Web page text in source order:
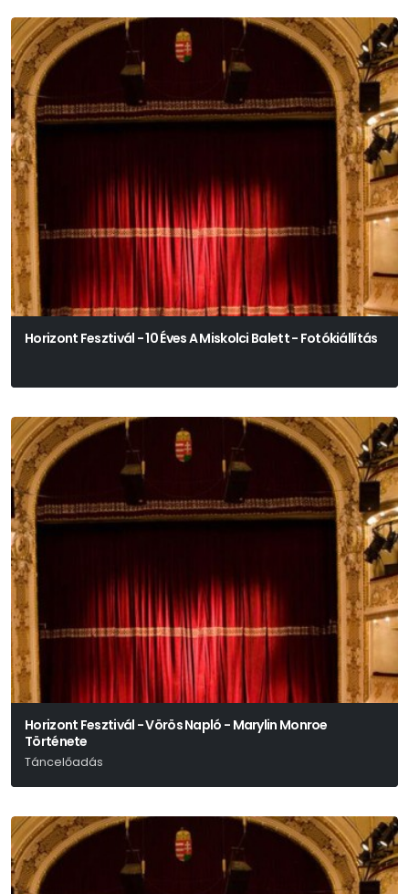
Horizont Fesztivál - 10 Éves A Miskolci Balett - Fotókiállítás
Horizont Fesztivál - Vörös Napló - Marylin Monroe
Története
Táncelőadás